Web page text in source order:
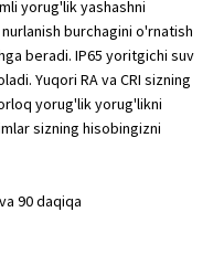
yorug'lik yashashni
burchagini o'rnatish
beradi. IP65 yoritgichi suv
Yuqori RA va CRI sizning
yorug'lik yorug'likni
sizning hisobingizni
90 daqiqa